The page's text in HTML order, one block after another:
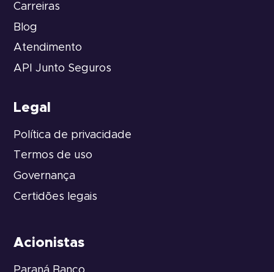
Carreiras
Blog
Atendimento
API Junto Seguros
Legal
Política de privacidade
Termos de uso
Governança
Certidões legais
Acionistas